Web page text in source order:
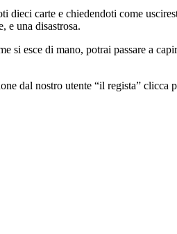
dieci carte e chiedendoti come
e una disastrosa.
si esce di mano, potrai passare a
dal nostro utente “il regista” clicca